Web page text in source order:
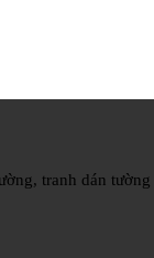
tranh dán tường